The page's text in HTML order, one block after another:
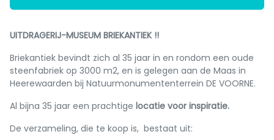
UITDRAGERIJ-MUSEUM BRIEKANTIEK !!
Briekantiek bevindt zich al 35 jaar in en rondom een oude
steenfabriek op 3000 m2, en is gelegen aan de Maas in
Heerewaarden bij Natuurmonumententerrein DE VOORNE.
Al bijna 35 jaar een prachtige locatie voor inspiratie.
De verzameling, die te koop is, bestaat uit: